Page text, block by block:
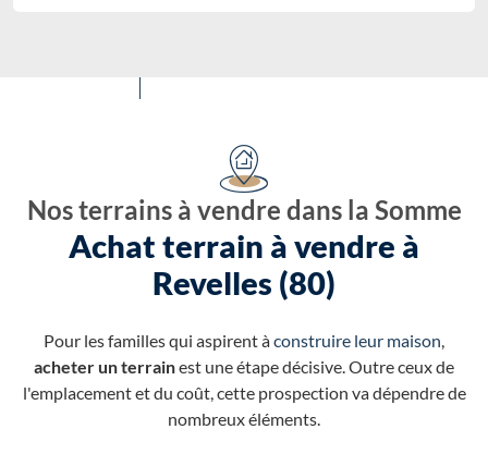
Nos terrains à vendre dans la Somme
Achat terrain à vendre à
Revelles (80)
Pour les familles qui aspirent àconstruire leur maison,
acheter un terrainest une étape décisive. Outre ceux de
l'emplacement et du coût, cette prospection va dépendre de
nombreux éléments.